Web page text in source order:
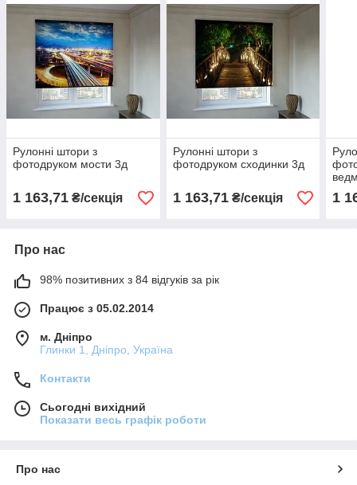
Рулонні штори з
фотодруком мости 3д
1 163,71 ₴/секція
Рулонні штори з
фотодруком сходинки 3д
1 163,71₴/секція 1
Про нас
98% позитивних з 84 відгуків за рік
Працює з 05.02.2014
м. Дніпро
Глинки 1, Дніпро, Україна
Контакти
Сьогодні вихідний
Показати весь графік роботи
Про нас